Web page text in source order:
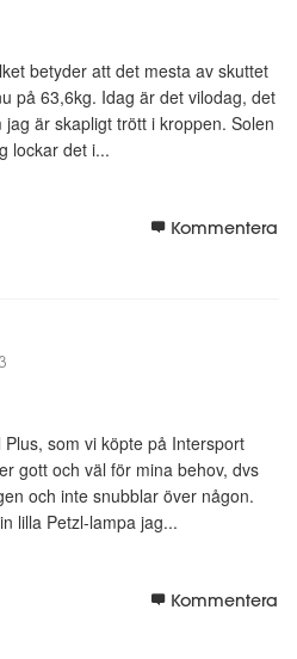
betyder att det mesta av skuttet
på 63,6kg. Idag är det vilodag, det
är skapligt trött i kroppen. Solen
lockar det i...
Kommentera
som vi köpte på Intersport
gott och väl för mina behov, dvs
och inte snubblar över någon.
lilla Petzl-lampa jag...
Kommentera